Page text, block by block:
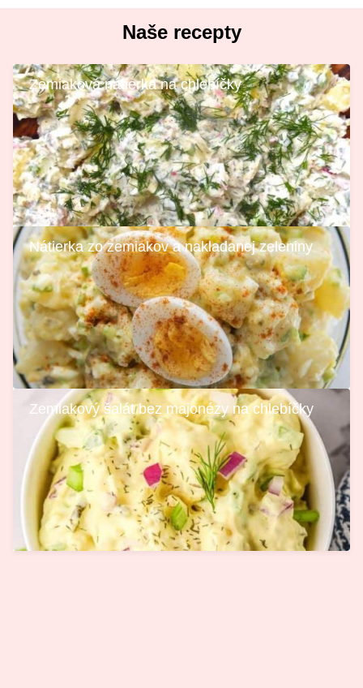
Naše recepty
Zemiaková nátierka na chlebíčky
Nátierka zo zemiakov a nakladanej zeleniny
Zemiakový šalát bez majonézy na chlebíčky